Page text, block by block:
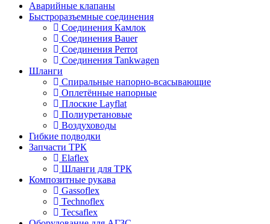
Аварийные клапаны
Быстроразъемные соединения
Соединения Камлок
Соединения Bauer
Соединения Perrot
Соединения Tankwagen
Шланги
Спиральные напорно-всасывающие
Оплетённые напорные
Плоские Layflat
Полиуретановые
Воздуховоды
Гибкие подводки
Запчасти ТРК
Elaflex
Шланги для ТРК
Композитные рукава
Gassoflex
Technoflex
Tecsaflex